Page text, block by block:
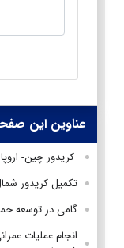
عناوین این
کریدور چین-
تکمیل کریدور
گامی در توسعه